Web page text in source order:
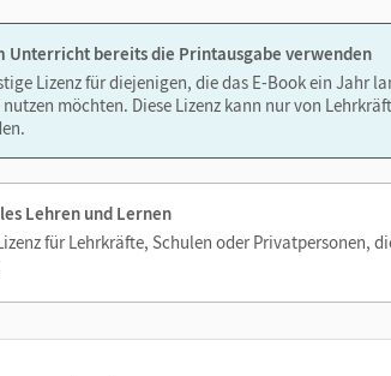
Unterricht bereits die Printausgabe verwenden
Lizenz für diejenigen, die das E-Book ein Jahr
möchten. Diese Lizenz kann nur von
Lehren und Lernen
für Lehrkräfte, Schulen oder Privatpersonen,